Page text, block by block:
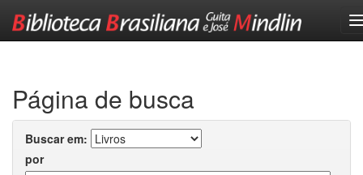
Página de busca
Buscar em:
por